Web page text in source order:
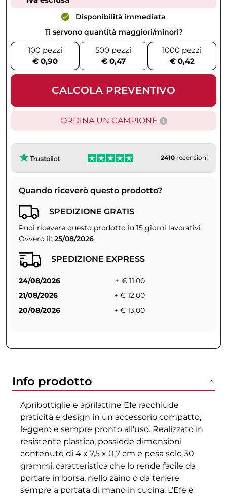
Disponibilità immediata
Ti servono quantità maggiori/minori?
100 pezzi
€ 0,90
500 pezzi
€ 0,47
1000 pezzi
€ 0,42
CALCOLA PREVENTIVO
ORDINA UN CAMPIONE
2410 recensioni
Quando riceverò questo prodotto?
SPEDIZIONE GRATIS
Puoi ricevere questo prodotto in 15 giorni lavorativi.
Ovvero il: 25/08/2026
SPEDIZIONE EXPRESS
24/08/2026
+ € 11,00
21/08/2026
+ € 12,00
20/08/2026
+ € 13,00
Info prodotto
Apribottiglie e aprilattine Efe racchiude
praticità e design in un accessorio compatto,
leggero e sempre pronto all’uso. Realizzato in
resistente plastica, possiede dimensioni
contenute di 4 x 7,5 x 0,7 cm e pesa solo 30
grammi, caratteristica che lo rende facile da
portare in borsa, nello zaino o da tenere
sempre a portata di mano in cucina. L’Efe è